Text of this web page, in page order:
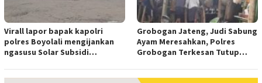
Virall lapor bapak kapolri
polres Boyolali mengijankan
ngasusu Solar Subsidi
polres Boyolali tutup mata
Grobogan Jateng, Judi Sabung
Ayam Meresahkan, Polres
Grobogan Terkesan Tutup